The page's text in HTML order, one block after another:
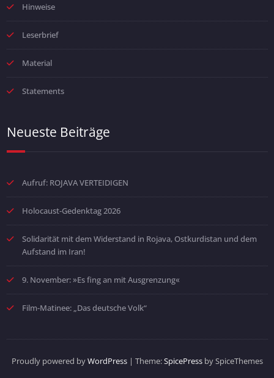
Hinweise
Leserbrief
Material
Statements
Neueste Beiträge
Aufruf: ROJAVA VERTEIDIGEN
Holocaust-Gedenktag 2026
Solidarität mit dem Widerstand in Rojava, Ostkurdistan und dem
Aufstand im Iran!
9. November: »Es fing an mit Ausgrenzung«
Film-Matinee: „Das deutsche Volk“
Proudly powered byWordPress| Theme:SpicePressby SpiceThemes